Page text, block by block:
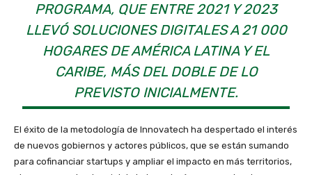
PROGRAMA, QUE ENTRE 2021 Y 2023
LLEVÓ SOLUCIONES DIGITALES A 21 000
HOGARES DE AMÉRICA LATINA Y EL
CARIBE, MÁS DEL DOBLE DE LO
PREVISTO INICIALMENTE.
El éxito de la metodología de Innovatech ha despertado el interés
de nuevos gobiernos y actores públicos, que se están sumando
para cofinanciar startups y ampliar el impacto en más territorios,